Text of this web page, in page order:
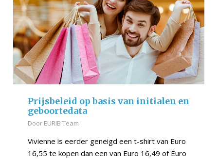
Prijsbeleid op basis van initialen en
geboortedata
Door EURIB Team
Vivienne is eerder geneigd een t-shirt van Euro
16,55 te kopen dan een van Euro 16,49 of Euro